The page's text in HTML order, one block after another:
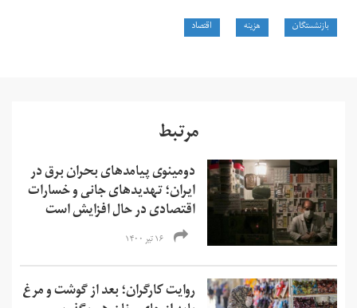
بازنشستگان هزینه اقتصاد
مرتبط
دومینوی پیامدهای بحران برق در
ایران؛ تهدیدهای جانی و خسارات
اقتصادی در حال افزایش است
۱۶ تیر ۱۴۰۰
روایت‌ کارگران؛ بعد از گوشت و مرغ